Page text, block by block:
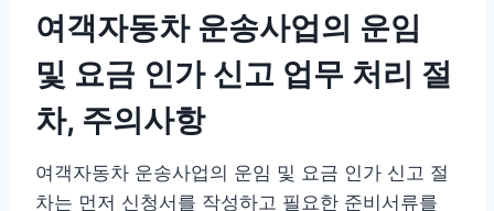
여객자동차 운송사업의 운임
및 요금 인가 신고 업무 처리 절
차, 주의사항
여객자동차 운송사업의 운임 및 요금 인가 신고 절
차는 먼저 신청서를 작성하고 필요한 준비서류를